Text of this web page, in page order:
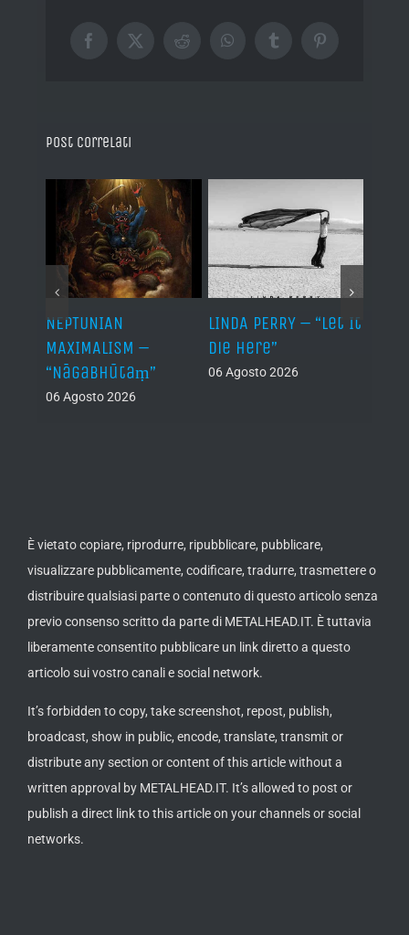
Facebook
X RedditWhatsAppTumblrPinterest
Post correlati
NEPTUNIAN
MAXIMALISM –
“Nāgabhūtaṃ”
06 Agosto 2026
LINDA PERRY – “Let It
Die Here”
06 Agosto 2026
È vietato copiare, riprodurre, ripubblicare, pubblicare,
visualizzare pubblicamente, codificare, tradurre, trasmettere o
distribuire qualsiasi parte o contenuto di questo articolo senza
previo consenso scritto da parte di METALHEAD.IT. È tuttavia
liberamente consentito pubblicare un link diretto a questo
articolo sui vostro canali e social network.
It’s forbidden to copy, take screenshot, repost, publish,
broadcast, show in public, encode, translate, transmit or
distribute any section or content of this article without a
written approval by METALHEAD.IT. It’s allowed to post or
publish a direct link to this article on your channels or social
networks.